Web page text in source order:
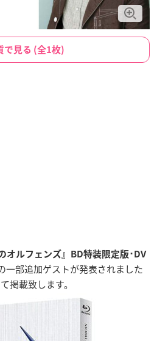
で見る (全1枚)
オルフェンズ』BD特装限定版･DV
一部追加ゲストが発表されました
掲載致します。